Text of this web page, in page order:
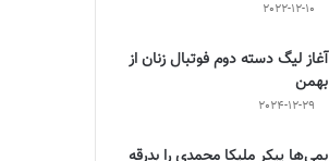
2022-12-10
آغاز لیگ دسته دوم فوتبال زنان از
بهمن
2024-12-29